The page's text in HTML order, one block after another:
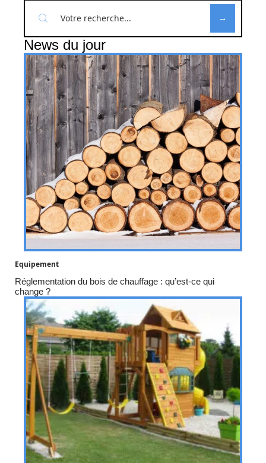
News du jour
Equipement
Réglementation du bois de chauffage : qu’est-ce qui
change ?